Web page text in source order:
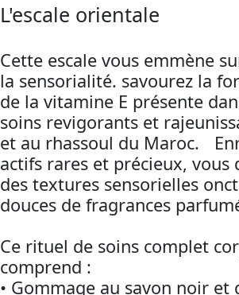
L'escale orientale
Cette escale vous emmène
la sensorialité. savourez la
de la vitamine E présente
soins revigorants et
et au rhassoul du Maroc.
actifs rares et précieux, vous
des textures sensorielles
douces de fragrances
Ce rituel de soins complet
comprend :
• Gommage au savon noir et